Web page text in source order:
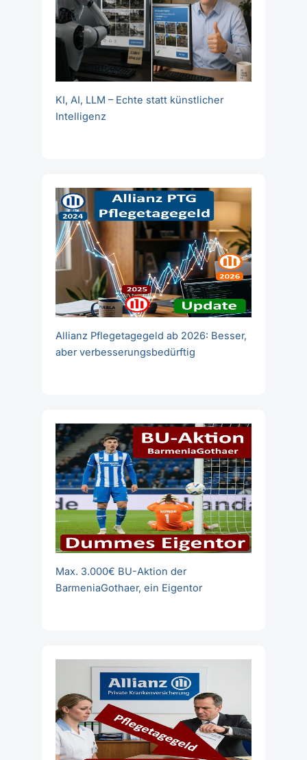
KI, AI, LLM – Echte statt künstlicher
Intelligenz
Allianz Pflegetagegeld ab 2026: Besser,
aber verbesserungsbedürftig
Max. 3.000€ BU-Aktion der
BarmeniaGothaer, ein Eigentor